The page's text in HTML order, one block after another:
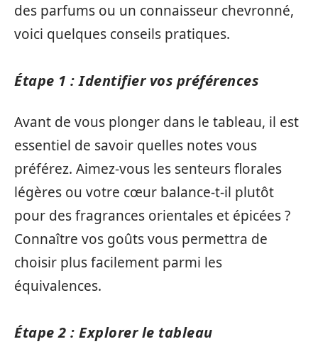
des parfums ou un connaisseur chevronné,
voici quelques conseils pratiques.
Étape 1 : Identifier vos préférences
Avant de vous plonger dans le tableau, il est
essentiel de savoir quelles notes vous
préférez. Aimez-vous les senteurs florales
légères ou votre cœur balance-t-il plutôt
pour des fragrances orientales et épicées ?
Connaître vos goûts vous permettra de
choisir plus facilement parmi les
équivalences.
Étape 2 : Explorer le tableau